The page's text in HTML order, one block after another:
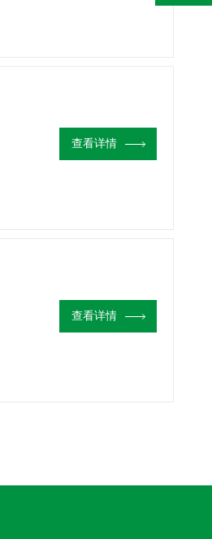
查看详情
查看详情